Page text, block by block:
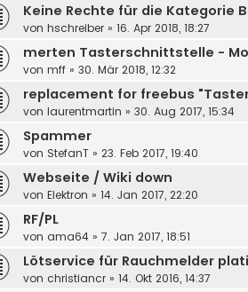
Keine Rechte für die Kategorie
von hschreiber » 16. Apr 2018, 18:27
merten Tasterschnittstelle -
von mff » 30. Mär 2018, 12:32
replacement for freebus
von laurentmartin » 30. Aug 2017, 15:34
Spammer
von StefanT » 23. Feb 2017, 19:40
Webseite / Wiki down
von Elektron » 14. Jan 2017, 22:20
RF/PL
von ama64 » 7. Jan 2017, 18:51
Lötservice für Rauchmelder
von christiancr » 14. Okt 2016, 14:37